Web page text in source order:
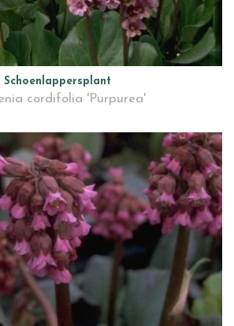
Schoenlappersplant
cordifolia 'Purpurea'